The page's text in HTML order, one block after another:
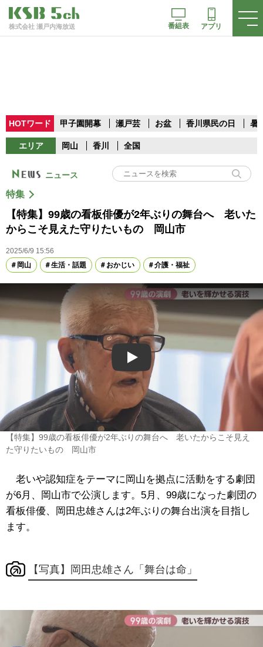
株式会社 瀬戸内海放送 番組表 アプリ
HOTワード 甲子園開幕 瀬戸芸 お盆 香川県民の日 暑
エリア 岡山 香川 全国
ニュース
特集
【特集】99歳の看板俳優が2年ぶりの舞台へ 老いた
からこそ見えた守りたいもの 岡山市
2025/6/9 15:56
岡山
生活・話題 おかじい 介護・福祉
Play
【特集】99歳の看板俳優が2年ぶりの舞台へ 老いたからこそ見え
た守りたいもの 岡山市
老いや認知症をテーマに岡山を拠点に活動をする劇団
が6月、岡山市で公演します。5月、99歳になった劇団の
看板俳優、岡田忠雄さんは2年ぶりの舞台出演を目指し
ます。
【写真】岡田忠雄さん「舞台は命」